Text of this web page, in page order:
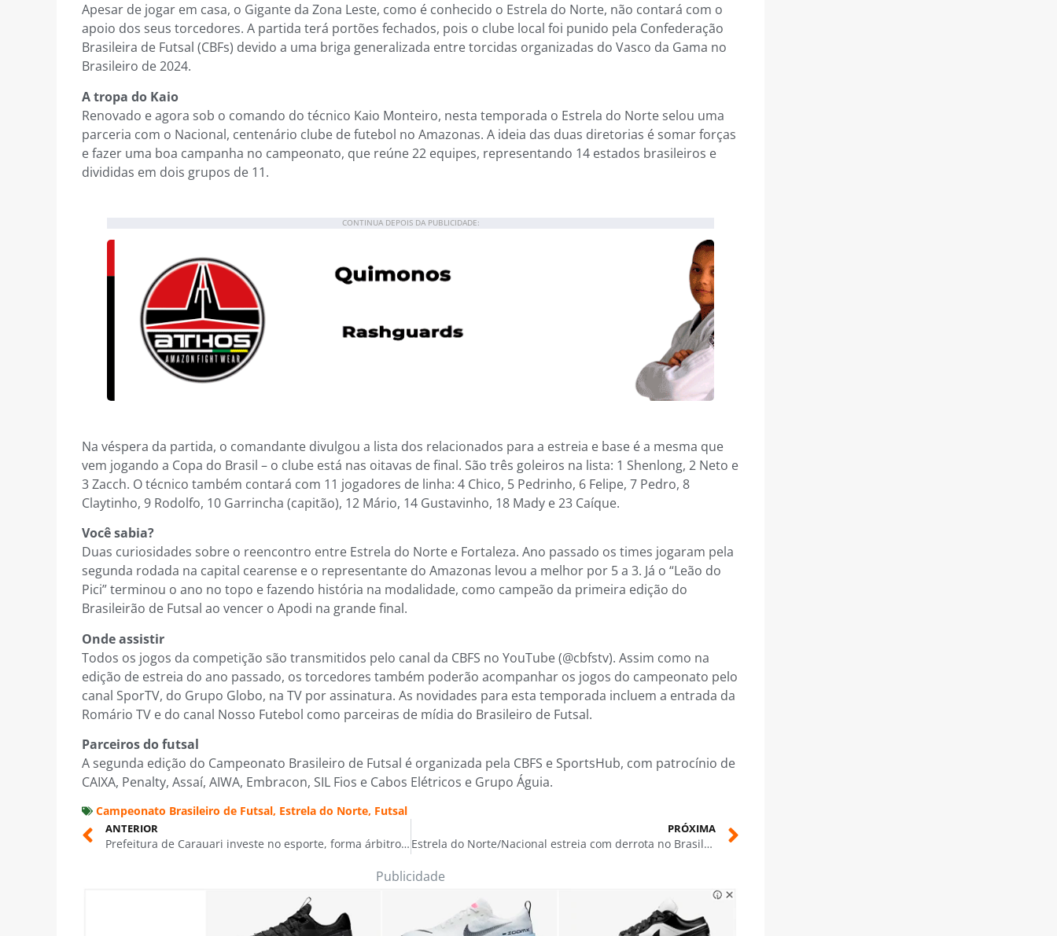
Apesar de jogar em casa, o Gigante da Zona Leste, como é conhecido o Estrela do Norte, não contará com o
apoio dos seus torcedores. A partida terá portões fechados, pois o clube local foi punido pela Confederação
Brasileira de Futsal (CBFs) devido a uma briga generalizada entre torcidas organizadas do Vasco da Gama no
Brasileiro de 2024.
A tropa do Kaio
Renovado e agora sob o comando do técnico Kaio Monteiro, nesta temporada o Estrela do Norte selou uma
parceria com o Nacional, centenário clube de futebol no Amazonas. A ideia das duas diretorias é somar forças
e fazer uma boa campanha no campeonato, que reúne 22 equipes, representando 14 estados brasileiros e
divididas em dois grupos de 11.
CONTINUA DEPOIS DA PUBLICIDADE:
Na véspera da partida, o comandante divulgou a lista dos relacionados para a estreia e base é a mesma que
vem jogando a Copa do Brasil – o clube está nas oitavas de final. São três goleiros na lista: 1 Shenlong, 2 Neto e
3 Zacch. O técnico também contará com 11 jogadores de linha: 4 Chico, 5 Pedrinho, 6 Felipe, 7 Pedro, 8
Claytinho, 9 Rodolfo, 10 Garrincha (capitão), 12 Mário, 14 Gustavinho, 18 Mady e 23 Caíque.
Você sabia?
Duas curiosidades sobre o reencontro entre Estrela do Norte e Fortaleza. Ano passado os times jogaram pela
segunda rodada na capital cearense e o representante do Amazonas levou a melhor por 5 a 3. Já o “Leão do
Pici” terminou o ano no topo e fazendo história na modalidade, como campeão da primeira edição do
Brasileirão de Futsal ao vencer o Apodi na grande final.
Onde assistir
Todos os jogos da competição são transmitidos pelo canal da CBFS no YouTube (@cbfstv). Assim como na
edição de estreia do ano passado, os torcedores também poderão acompanhar os jogos do campeonato pelo
canal SporTV, do Grupo Globo, na TV por assinatura. As novidades para esta temporada incluem a entrada da
Romário TV e do canal Nosso Futebol como parceiras de mídia do Brasileiro de Futsal.
Parceiros do futsal
A segunda edição do Campeonato Brasileiro de Futsal é organizada pela CBFS e SportsHub, com patrocínio de
CAIXA, Penalty, Assaí, AIWA, Embracon, SIL Fios e Cabos Elétricos e Grupo Águia.
Campeonato Brasileiro de Futsal, Estrela do Norte, Futsal
ANTERIOR
Prefeitura de Carauari investe no esporte, forma árbitros e atualiza desportistas do município sobre as regras do futsal
PRÓXIMA
Estrela do Norte/Nacional estreia com derrota no Brasileiro e ‘vira chave’ para Copa do Brasil de Futsal
Publicidade